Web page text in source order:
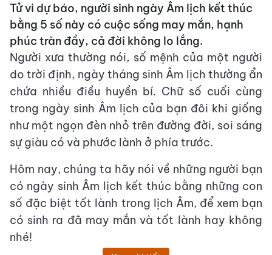
Tử vi dự báo, người sinh ngày Âm lịch kết thúc
bằng 5 số này có cuộc sống may mắn, hạnh
phúc tràn đầy, cả đời không lo lắng.
Người xưa thường nói, số mệnh của một người
do trời định, ngày tháng sinh Âm lịch thường ẩn
chứa nhiều điều huyền bí. Chữ số cuối cùng
trong ngày sinh Âm lịch của bạn đôi khi giống
như một ngọn đèn nhỏ trên đường đời, soi sáng
sự giàu có và phước lành ở phía trước.
Hôm nay, chúng ta hãy nói về những người bạn
có ngày sinh Âm lịch kết thúc bằng những con
số đặc biệt tốt lành trong lịch Âm, để xem bạn
có sinh ra đã may mắn và tốt lành hay không
nhé!